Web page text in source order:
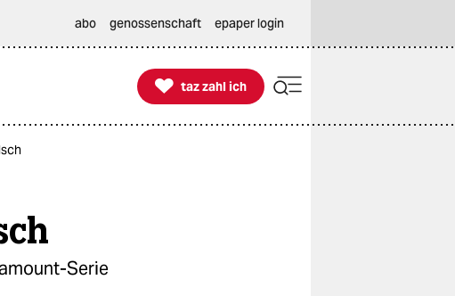
abo genossenschaft epaper login

taz zahl ich
taz zahl ich
Serie